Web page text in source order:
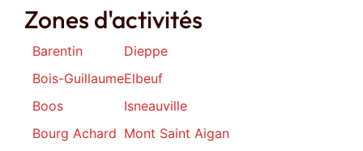
Zones d'activités
Barentin
Bois-Guillaume
Boos
Bourg Achard
Dieppe
Elbeuf
Isneauville
Mont Saint Aigan